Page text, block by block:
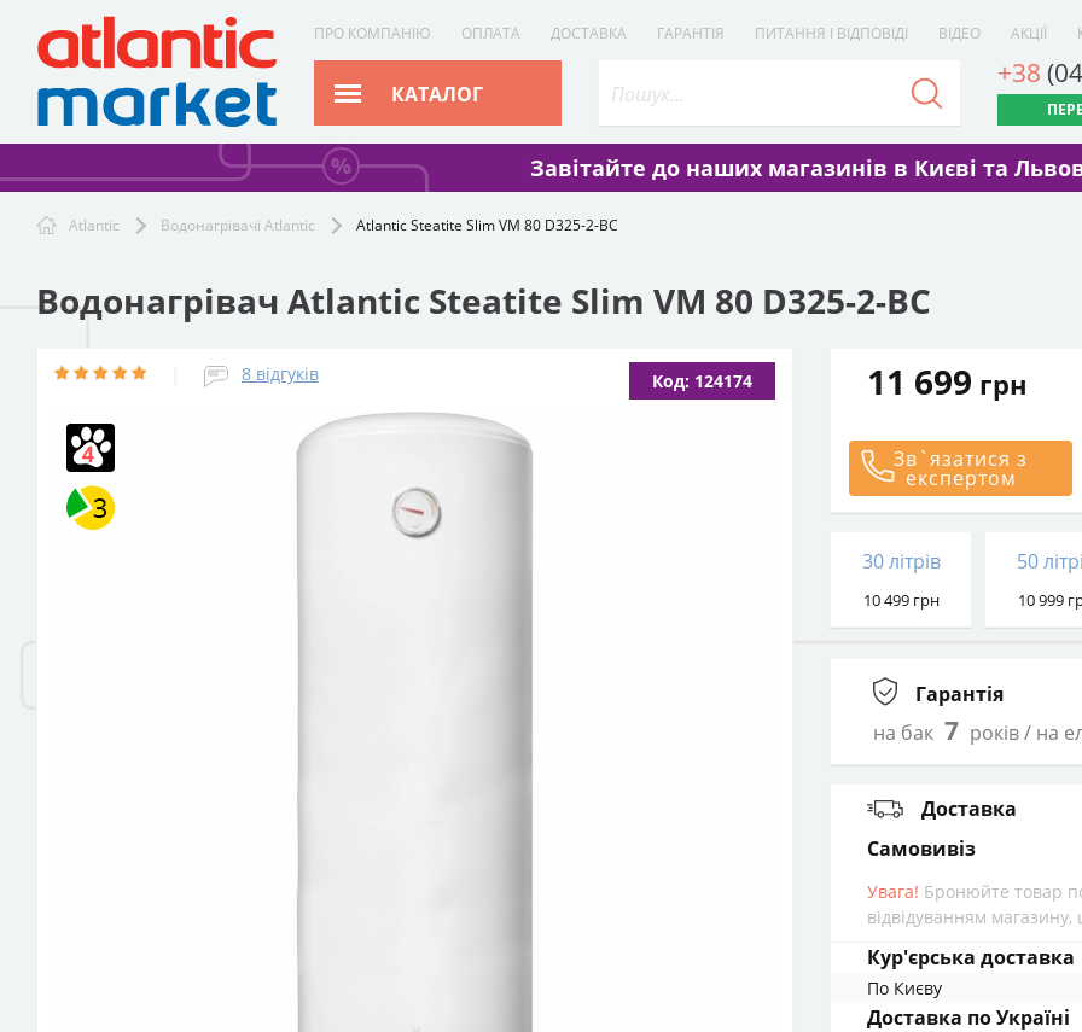
ПРО КОМПАНІЮ ОПЛАТА ДОСТАВКА ГАРАНТІЯ ПИТАННЯ І ВІДПОВІДІ ВІДЕО АКЦІЇ
КАТАЛОГ
+38
Завітайте до наших магазинів в Києві та
Atlantic Водонагрівачі Atlantic Atlantic Steatite Slim VM 80 D325-2-BC
Водонагрівач Atlantic Steatite Slim VM 80 D325-2-BC
8 відгуків Код: 124174 11 699 грн
Зв`язатися з
експертом
30 літрів
10 499грн
50
10 999
Гарантія
на бак 7 років / на
Доставка
cамовивіз
Увага! Бронюйте товар
відвідуванням
Кур'єрська доставка
По Києву
Доставка по Україні